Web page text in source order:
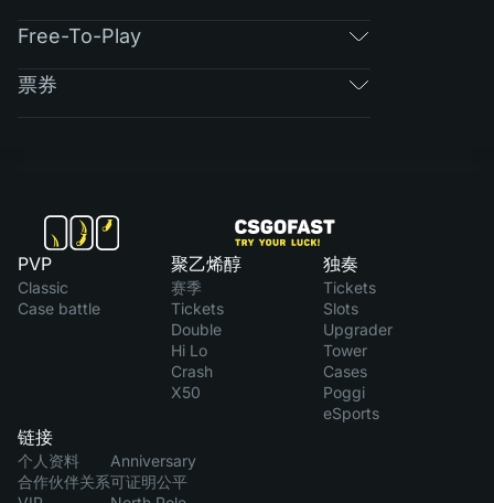
Free-To-Play
票券
PVP
Classic
Case battle
聚乙烯醇
赛季
Tickets
Double
Hi Lo
Crash
X50
独奏
Tickets
Slots
Upgrader
Tower
Cases
Poggi
eSports
链接
个人资料
合作伙伴关系
Anniversary
可证明公平